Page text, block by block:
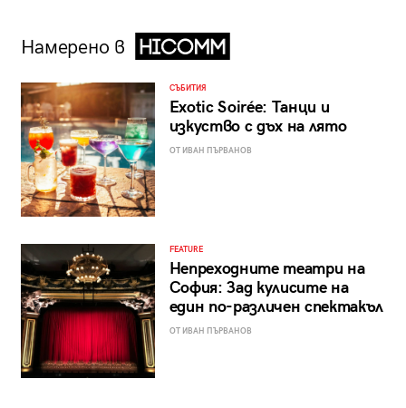
Намерено в
СЪБИТИЯ
Exotic Soirée: Танци и
изкуство с дъх на лято
ОТ ИВАН ПЪРВАНОВ
FEATURE
Непреходните театри на
София: Зад кулисите на
един по-различен спектакъл
ОТ ИВАН ПЪРВАНОВ